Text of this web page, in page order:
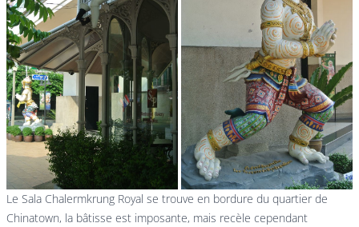
Le Sala Chalermkrung Royal se trouve en bordure du quartier de
Chinatown, la bâtisse est imposante, mais recèle cependant